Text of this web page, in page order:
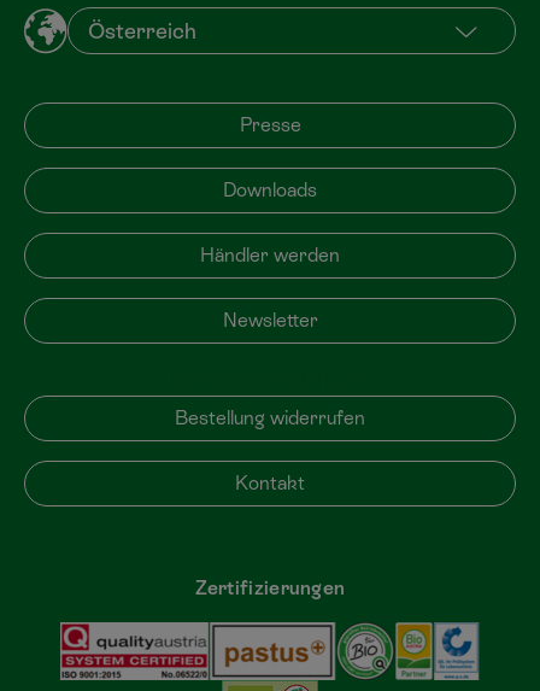
Presse
Downloads
Händler werden
Newsletter
Bestellung widerrufen
Kontakt
Zertifizierungen